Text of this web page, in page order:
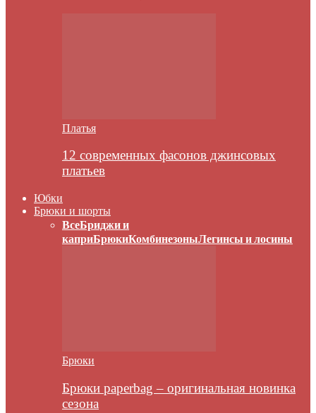
Платья
12 современных фасонов джинсовых
платьев
Юбки
Брюки и шорты
ВсеБриджи и
каприБрюкиКомбинезоныЛегинсы и лосины
Брюки
Брюки paperbag – оригинальная новинка
сезона